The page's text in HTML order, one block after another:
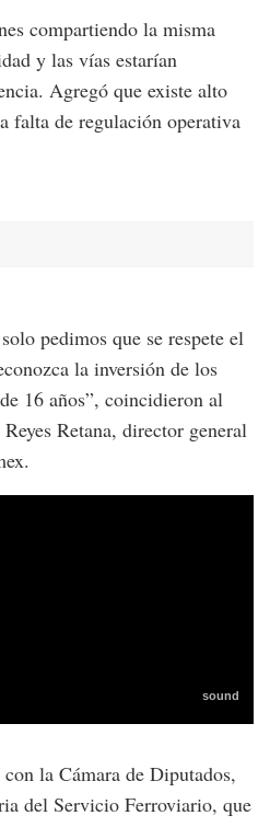
compartiendo la misma
y las vías estarían
Agregó que existe alto
falta de regulación operativa
pedimos que se respete el
la inversión de los
16 años”, coincidieron al
Retana, director general
la Cámara de Diputados,
del Servicio Ferroviario, que